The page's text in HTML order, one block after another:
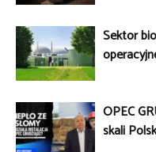
Sektor
OPEC
skali